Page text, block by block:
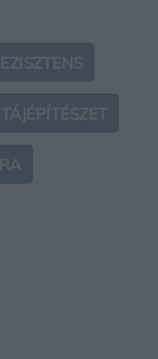
TÁJÉPÍTÉSZET